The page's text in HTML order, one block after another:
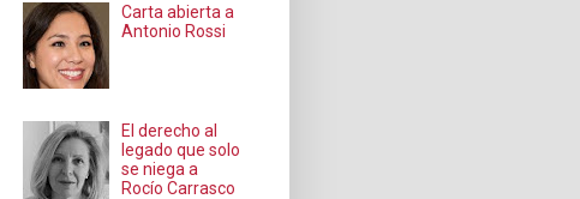
Carta abierta a
Antonio Rossi
El derecho al
legado que solo
se niega a
Rocío Carrasco